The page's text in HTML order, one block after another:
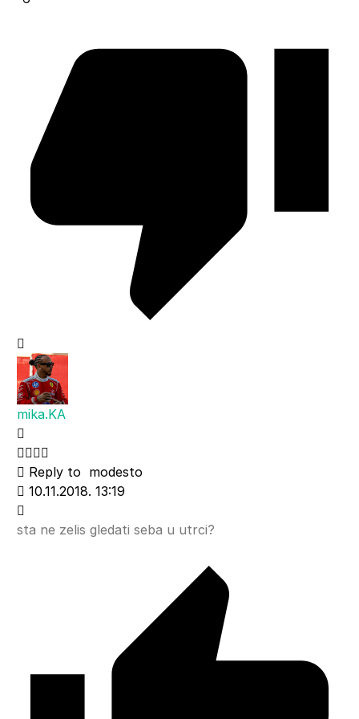
mika.KA
Reply to modesto
10.11.2018. 13:19
sta ne zelis gledati seba u utrci?